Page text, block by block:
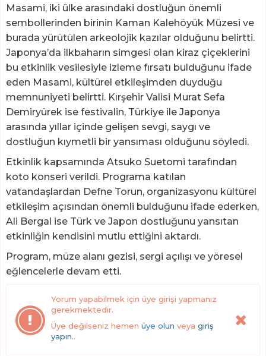
Masami, iki ülke arasındaki dostluğun önemli
sembollerinden birinin Kaman Kalehöyük Müzesi ve
burada yürütülen arkeolojik kazılar olduğunu belirtti.
Japonya’da ilkbaharın simgesi olan kiraz çiçeklerini
bu etkinlik vesilesiyle izleme fırsatı bulduğunu ifade
eden Masami, kültürel etkileşimden duyduğu
memnuniyeti belirtti. Kırşehir Valisi Murat Sefa
Demiryürek ise festivalin, Türkiye ile Japonya
arasında yıllar içinde gelişen sevgi, saygı ve
dostluğun kıymetli bir yansıması olduğunu söyledi.
Etkinlik kapsamında Atsuko Suetomi tarafından
koto konseri verildi. Programa katılan
vatandaşlardan Defne Torun, organizasyonu kültürel
etkileşim açısından önemli bulduğunu ifade ederken,
Ali Bergal ise Türk ve Japon dostluğunu yansıtan
etkinliğin kendisini mutlu ettiğini aktardı.
Program, müze alanı gezisi, sergi açılışı ve yöresel
eğlencelerle devam etti.
Yorum yapabilmek için üye girişi yapmanız
gerekmektedir.
Üye değilseniz hemen üye olun veya giriş
yapın..